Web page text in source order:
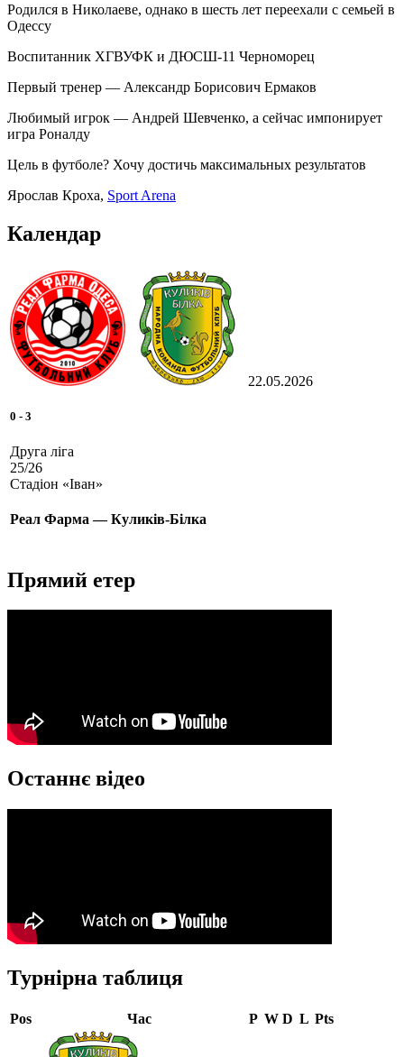
Родился в Николаеве, однако в шесть лет переехали с семьей в
Одессу
Воспитанник ХГВУФК и ДЮСШ-11 Черноморец
Первый тренер — Александр Борисович Ермаков
Любимый игрок — Андрей Шевченко, а сейчас импонирует
игра Роналду
Цель в футболе? Хочу достичь максимальных результатов
Ярослав Кроха, Sport Arena
Календар
22.05.2026
0 - 3
Друга ліга
25/26
Стадіон «Іван»
Реал Фарма — Куликів-Білка
Прямий етер
Останнє відео
Турнірна таблиця
Pos Час P W D L Pts